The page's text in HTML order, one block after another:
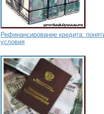
Рефинансирование кредита:
условия